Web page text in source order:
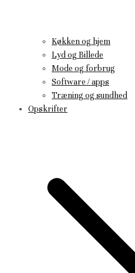
Køkken og hjem
Lyd og Billede
Mode og forbrug
Software / apps
Træning og sundhed
Opskrifter